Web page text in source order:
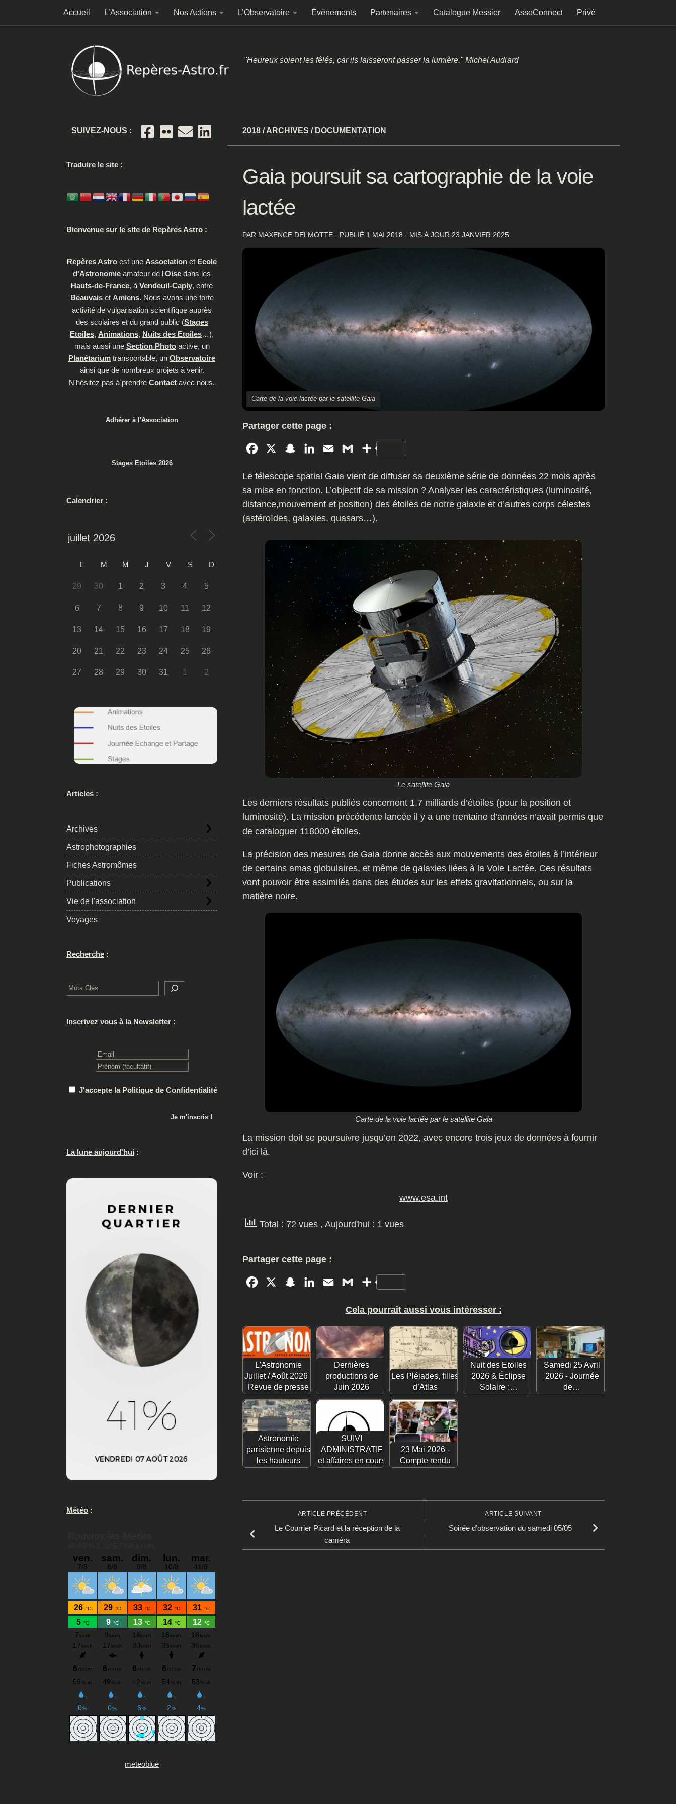
Skip to contentAccueil L’Association Nos Actions L’Observatoire Évènements Partenaires Catalogue Messier AssoConnect Privé
"Heureux soient les fêlés, car ils laisseront passer la lumière." Michel Audiard
2018 / ARCHIVES / DOCUMENTATION
Gaia poursuit sa cartographie de la voie
lactée
PAR MAXENCE DELMOTTE · PUBLIÉ 1 MAI 2018 · MIS À JOUR 23 JANVIER 2025
Carte de la voie lactée par le satellite Gaia
Partager cette page :
Facebook SnapchatLinkedInEmail GmailPartager
Le télescope spatial Gaia vient de diffuser sa deuxième série de données 22 mois après
sa mise en fonction. L’objectif de sa mission ? Analyser les caractéristiques (luminosité,
distance,mouvement et position) des étoiles de notre galaxie et d’autres corps célestes
(astéroïdes, galaxies, quasars…).
Le satellite Gaia
Les derniers résultats publiés concernent 1,7 milliards d’étoiles (pour la position et
luminosité). La mission précédente lancée il y a une trentaine d’années n’avait permis que
de cataloguer 118000 étoiles.
La précision des mesures de Gaia donne accès aux mouvements des étoiles à l’intérieur
de certains amas globulaires, et même de galaxies liées à la Voie Lactée. Ces résultats
vont pouvoir être assimilés dans des études sur les effets gravitationnels, ou sur la
matière noire.
Carte de la voie lactée par le satellite Gaia
La mission doit se poursuivre jusqu’en 2022, avec encore trois jeux de données à fournir
d’ici là.
Voir :
www.esa.int
Total : 72 vues , Aujourd'hui : 1 vues
Partager cette page :
Facebook SnapchatLinkedInEmail GmailPartager
Cela pourrait aussi vous intéresser :
L'Astronomie
Juillet / Août 2026 :
Revue de presse
Dernières
productions de
Juin 2026
Les Pléiades, filles
d’Atlas
Nuit des Etoiles
2026 & Éclipse
Solaire :…
Samedi 25 Avril
2026 - Journée
de…
Astronomie
parisienne depuis
les hauteurs
SUIVI
ADMINISTRATIF
et affaires en cours
23 Mai 2026 -
Compte rendu
ARTICLE SUIVANT
Soirée d’observation du samedi 05/05
ARTICLE PRÉCÉDENT
Le Courrier Picard et la réception de la
caméra
SUIVEZ-NOUS :
Traduire le site :
Bienvenue sur le site de Repères Astro :
Repères Astro est une Association et Ecole
d'Astronomie amateur de l'Oise dans les
Hauts-de-France, à Vendeuil-Caply, entre
Beauvaiset Amiens. Nous avons une forte
activité de vulgarisation scientifique auprès
des scolaires et du grand public (Stages
Etoiles, Animations, Nuits des Etoiles…),
mais aussi une Section Photoactive, un
Planétarium transportable, un Observatoire
ainsi que de nombreux projets à venir.
N'hésitez pas à prendre Contact avec nous.
Adhérer à l'Association
Stages Etoiles 2026
Calendrier :
L M M J V S D
29 30 1 2 3 4 5
6 7 8 9 10 11 12
13 14 15 16 17 18 19
20 21 22 23 24 25 26
27 28 29 30 31 1 2
Articles :
Archives
Astrophotographies
Fiches Astromômes
Publications
Vie de l'association
Voyages
Recherche :
Rechercher
Inscrivez vous à la Newsletter :
J'accepte la Politique de Confidentialité
La lune aujourd'hui :
Météo :
meteoblue